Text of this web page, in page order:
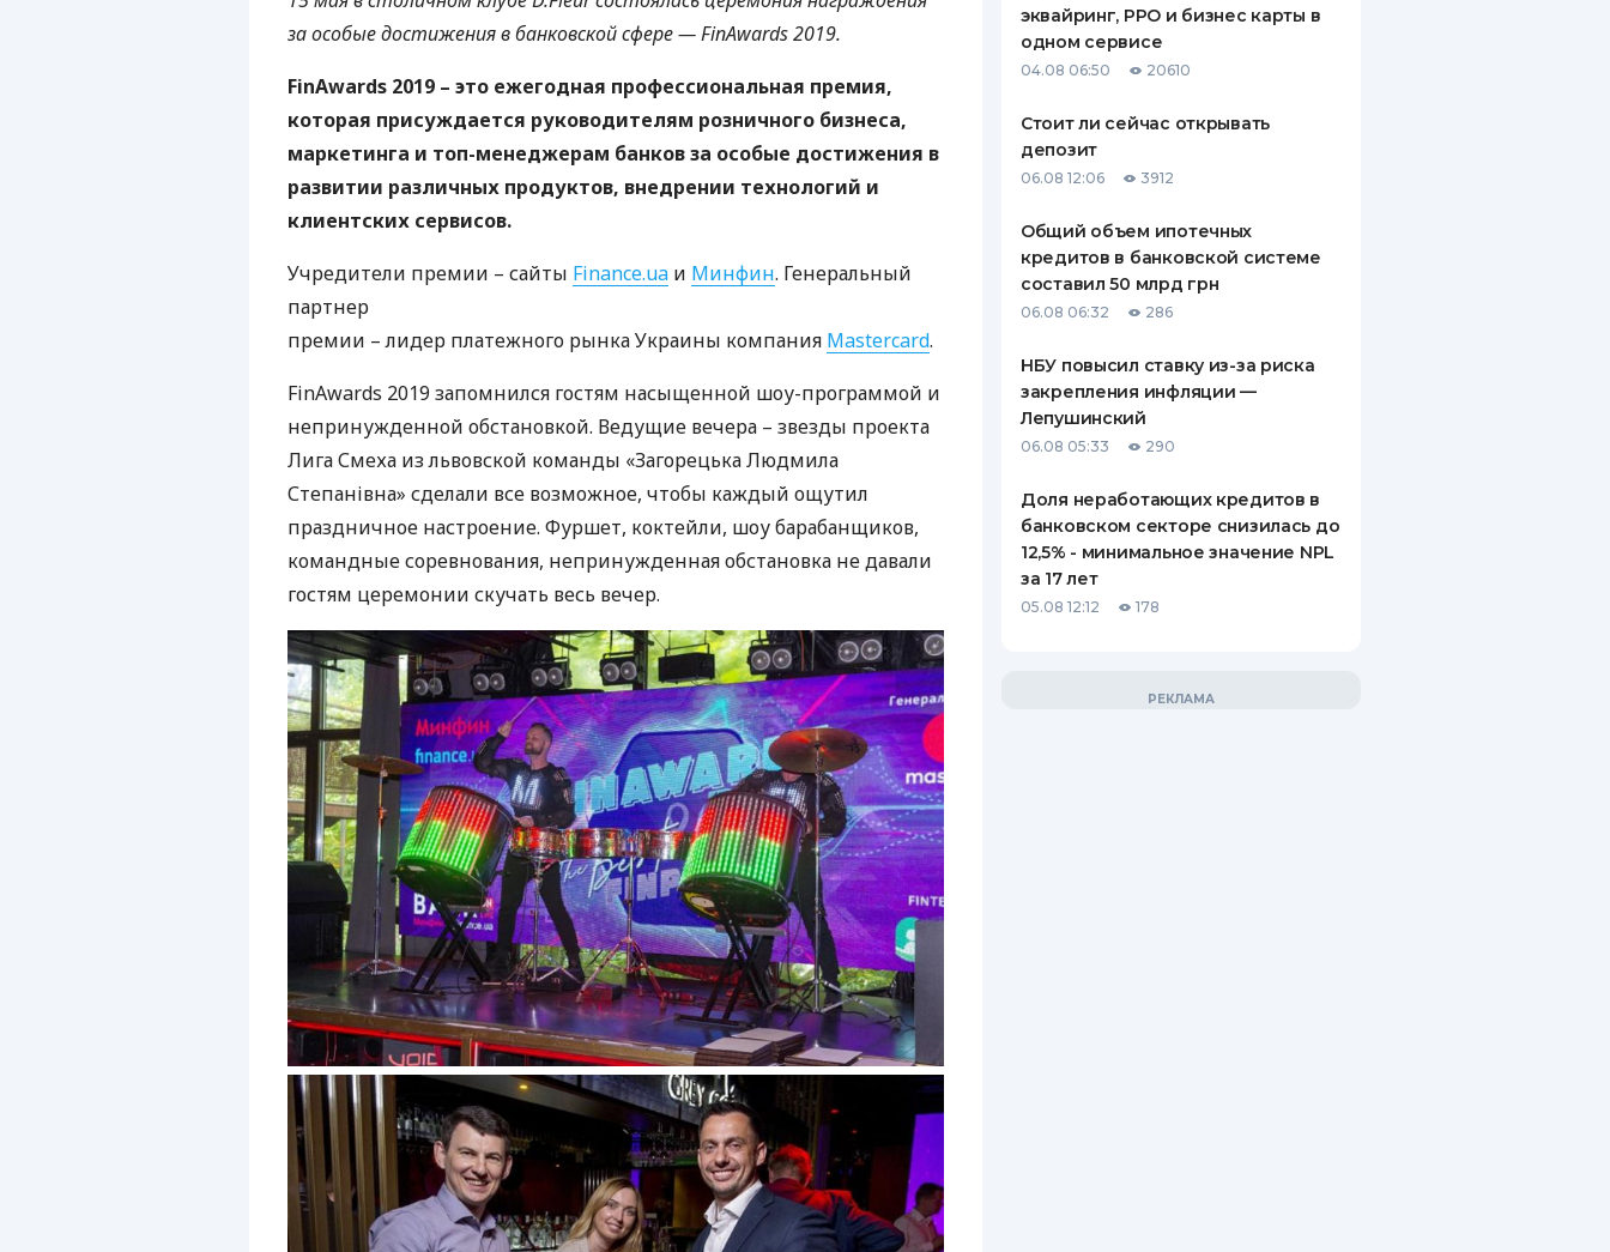
ЕЖЕМЕСЯЧНЫЙ ОБЗОР
ПУТЕВОДИТЕЛИ ПО
БАНКОВСКИМ КАРТАМ
ПУТЕВОДИТЕЛИ ПО
СТРАХОВЫЕ КОМПАНИИ
КОМПАНИЯХ
ДОСТАВКА И ОПЛАТА
за особые достижения в банковской сфере — FinAwards 2019.
FinAwards 2019 – это ежегодная профессиональная премия,
которая присуждается руководителям розничного бизнеса,
маркетинга и топ-менеджерам банков за особые достижения в
развитии различных продуктов, внедрении технологий и
клиентских сервисов.
Учредители премии – сайты Finance.ua и Минфин. Генеральный
партнер
премии – лидер платежного рынка Украины компания Mastercard.
FinAwards 2019 запомнился гостям насыщенной шоу-программой и
непринужденной обстановкой. Ведущие вечера – звезды проекта
Лига Смеха из львовской команды «Загорецька Людмила
Степанівна» сделали все возможное, чтобы каждый ощутил
праздничное настроение. Фуршет, коктейли, шоу барабанщиков,
командные соревнования, непринужденная обстановка не давали
гостям церемонии скучать весь вечер.
эквайринг, РРО и бизнес карты в
одном сервисе
04.08 06:50 20610
Стоит ли сейчас открывать
депозит
06.08 12:06 3912
Общий объем ипотечных
кредитов в банковской системе
составил 50 млрд грн
06.08 06:32 286
НБУ повысил ставку из-за риска
закрепления инфляции —
Лепушинский
06.08 05:33 290
Доля неработающих кредитов в
банковском секторе снизилась до
12,5% - минимальное значение NPL
за 17 лет
05.08 12:12 178